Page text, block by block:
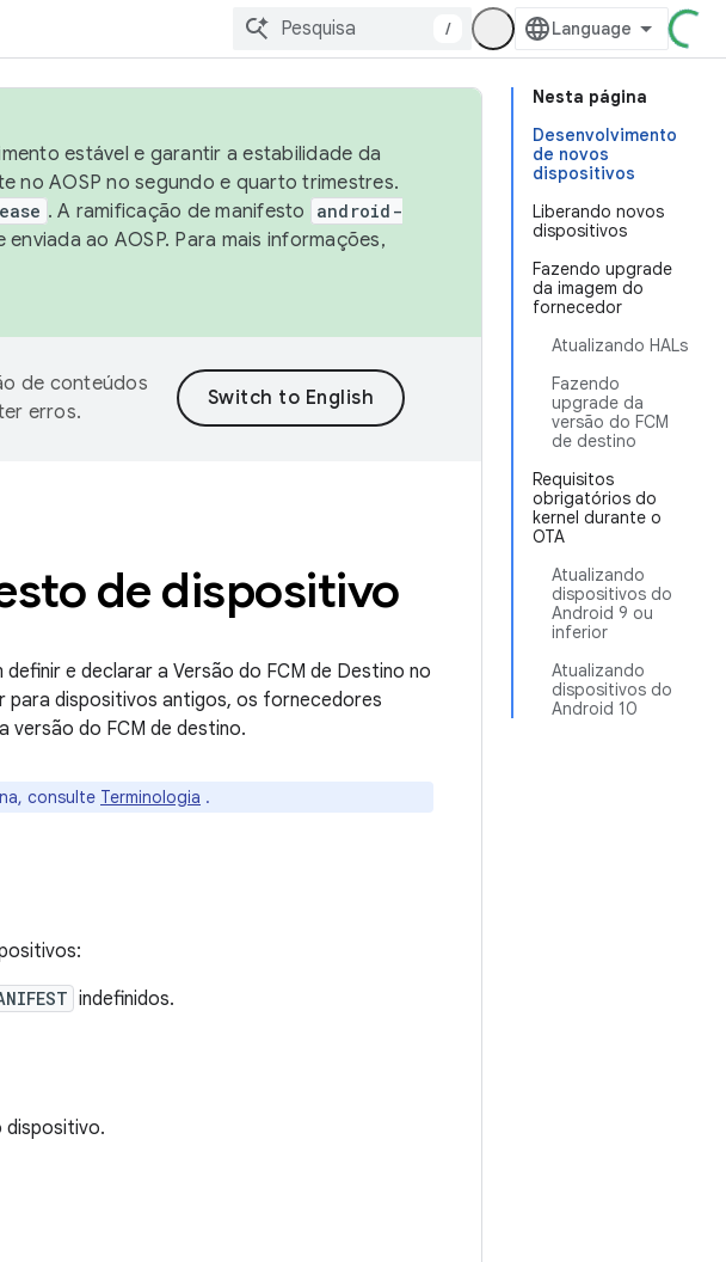
/
Nesta página
Desenvolvimento
de novos
dispositivos
Liberando novos
dispositivos
Fazendo upgrade
da imagem do
fornecedor
Atualizando HALs
Fazendo
upgrade da
versão do FCM
de destino
Requisitos
obrigatórios do
kernel durante o
OTA
Atualizando
dispositivos do
Android 9 ou
inferior
Atualizando
dispositivos do
Android 10
estável e garantir a estabilidade da
no AOSP no segundo e quarto trimestres.
. A ramificação de manifesto
android-
ao AOSP. Para mais informações,
de conteúdos
erros.
de dispositivo
e declarar a Versão do FCM de Destino no
para dispositivos antigos, os fornecedores
versão do FCM de destino.
consulte Terminologia .
indefinidos.
dispositivo.